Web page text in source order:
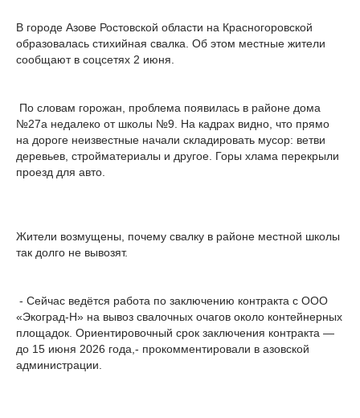
В городе Азове Ростовской области на Красногоровской
образовалась стихийная свалка. Об этом местные жители
сообщают в соцсетях 2 июня.
По словам горожан, проблема появилась в районе дома
№27а недалеко от школы №9. На кадрах видно, что прямо
на дороге неизвестные начали складировать мусор: ветви
деревьев, стройматериалы и другое. Горы хлама перекрыли
проезд для авто.
Жители возмущены, почему свалку в районе местной школы
так долго не вывозят.
- Сейчас ведётся работа по заключению контракта с ООО
«Экоград-Н» на вывоз свалочных очагов около контейнерных
площадок. Ориентировочный срок заключения контракта —
до 15 июня 2026 года,- прокомментировали в азовской
администрации.